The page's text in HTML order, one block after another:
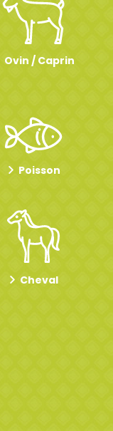
Ovin / Caprin
Poisson
Cheval